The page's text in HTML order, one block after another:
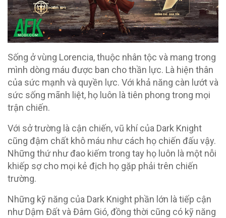
Sống ở vùng Lorencia, thuộc nhân tộc và mang trong
mình dòng máu được ban cho thần lực. Là hiện thân
của sức mạnh và quyền lực. Với khả năng càn lướt và
sức sống mãnh liệt, họ luôn là tiên phong trong mọi
trận chiến.
Với sở trường là cận chiến, vũ khí của Dark Knight
cũng đậm chất khô máu như cách họ chiến đấu vậy.
Những thứ như đao kiếm trong tay họ luôn là một nỗi
khiếp sợ cho mọi kẻ địch họ gặp phải trên chiến
trường.
Những kỹ năng của Dark Knight phần lớn là tiếp cận
như Dậm Đất và Đâm Gió, đồng thời cũng có kỹ năng